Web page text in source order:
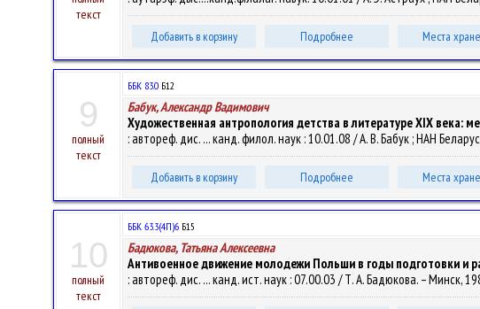
текст
Добавить в корзину Подробнее Места
9
полный
текст
ББК 83.0 Б12
Бабук, Александр Вадимович
Художественная антропология детства в литературе XIX века:
: автореф. дис. ... канд. филол. наук : 10.01.08 / А. В. Бабук ; НАН
Добавить в корзину Подробнее Места
10
полный
текст
ББК 63.3(4П)6 Б15
Бадюкова, Татьяна Алексеевна
Антивоенное движение молодежи Польши в годы подготовки и
: автореф. дис. ... канд. ист. наук : 07.00.03 / Т. А. Бадюкова. – Минск,